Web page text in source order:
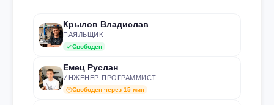
Крылов Владислав
ПАЯЛЬЩИК
Свободен
Емец Руслан
ИНЖЕНЕР-ПРОГРАММИСТ
Свободен через 15 мин